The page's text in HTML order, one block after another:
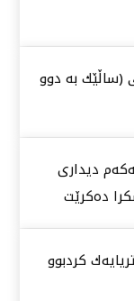
(ساڵێك بە دوو
دیداری
دەكرێت
كردبوو